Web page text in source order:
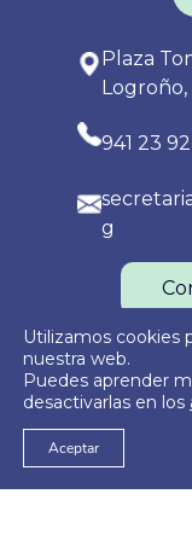
Plaza
Logroño,
941 23
g
© 2026
Política de
Utilizamos cookies
nuestra web.
Puedes aprender
desactivarlas en los
Aceptar